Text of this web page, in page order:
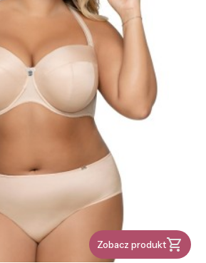
Zobacz produkt